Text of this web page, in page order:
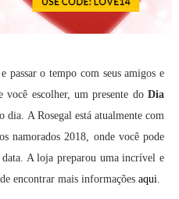
passar o tempo com seus amigos e
você escolher, um presente doDia
dia. A Rosegal está atualmente com
namorados 2018, onde você pode
data. A loja preparou uma incrível e
encontrar mais informações aqui.